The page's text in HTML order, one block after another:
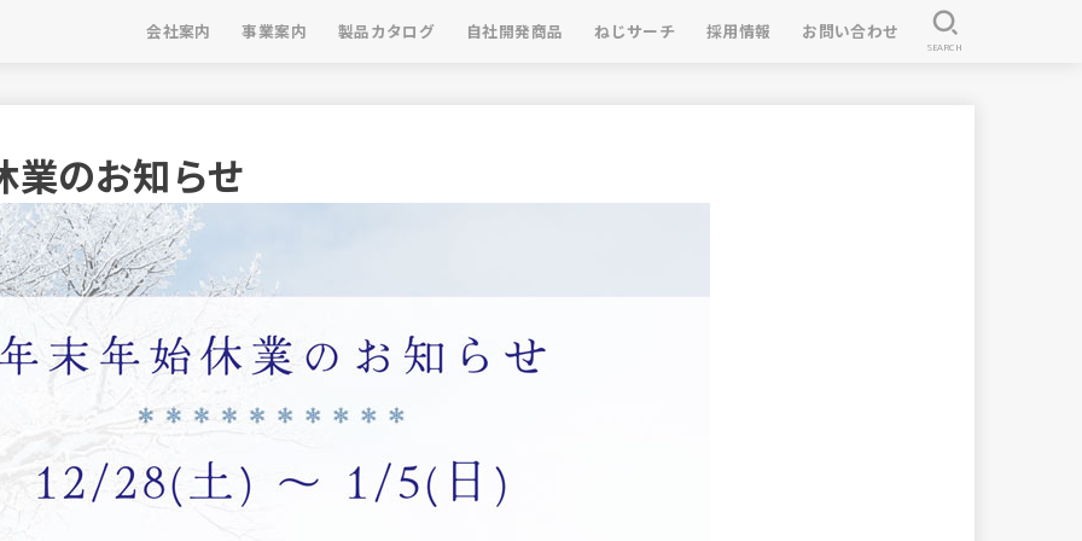
会社案内 事業案内 製品カタログ 自社開発商品 ねじサーチ 採用情報 お問い合わせ
SEARCH
業のお知らせ